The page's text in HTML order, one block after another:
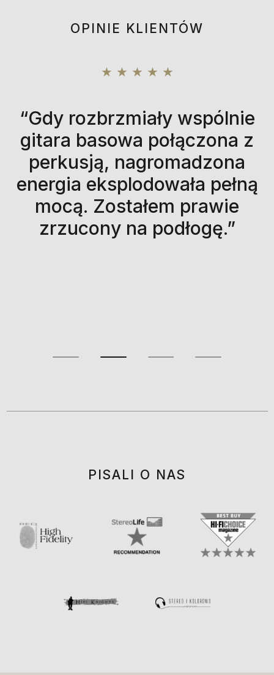
OPINIE KLIENTÓW
★ ★ ★ ★ ★
“Gdy rozbrzmiały wspólnie
gitara basowa połączona z
perkusją, nagromadzona
energia eksplodowała pełną
mocą. Zostałem prawie
zrzucony na podłogę.”
PISALI O NAS